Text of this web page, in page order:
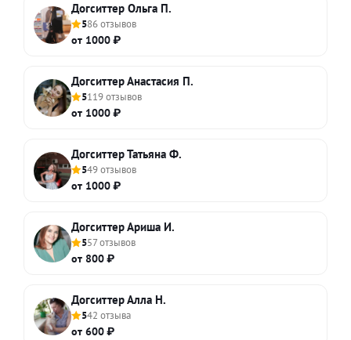
Догситтер Ольга П.
586 отзывов
от 1000 ₽
Догситтер Анастасия П.
5119 отзывов
от 1000 ₽
Догситтер Татьяна Ф.
549 отзывов
от 1000 ₽
Догситтер Ариша И.
557 отзывов
от 800 ₽
Догситтер Алла Н.
542 отзыва
от 600 ₽